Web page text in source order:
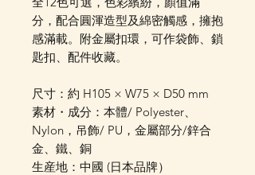
分，配合圓渾造型及綿密觸感，擁抱
感滿載。附金屬扣環，可作袋飾、鎖
匙扣、配件收藏。
尺寸：約 H105 × W75 × D50 mm
素材・成分：本體/ Polyester、
Nylon，吊飾/ PU，金屬部分/鋅合
金、鐵、銅
生産地：中國 (日本品牌）